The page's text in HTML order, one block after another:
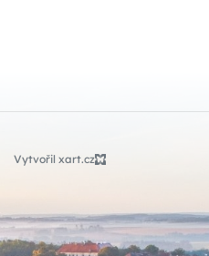
Vytvořil xart.cz